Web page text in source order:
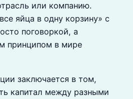
или компанию.
яйца в одну корзину» с
поговоркой, а
принципом в мире
заключается в том,
капитал между разными